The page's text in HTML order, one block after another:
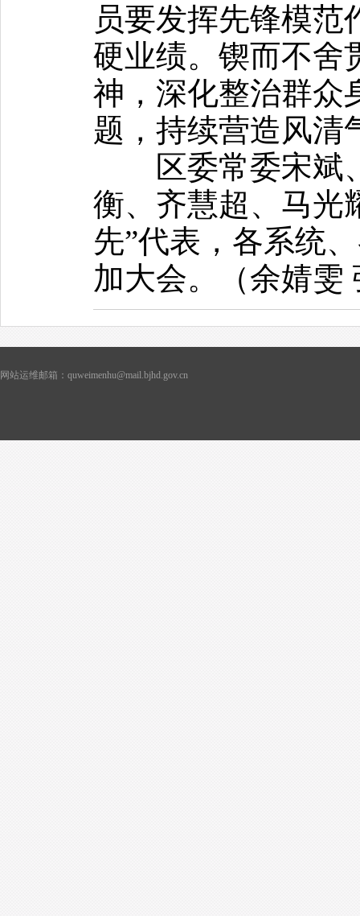
员要发挥先锋模范
硬业绩。锲而不舍
神，深化整治群众
题，持续营造风清
区委常委宋斌
衡、齐慧超、马光
先”代表，各系统
加大会。（余婧雯
网站运维邮箱：quweimenhu@mail.bjhd.gov.cn